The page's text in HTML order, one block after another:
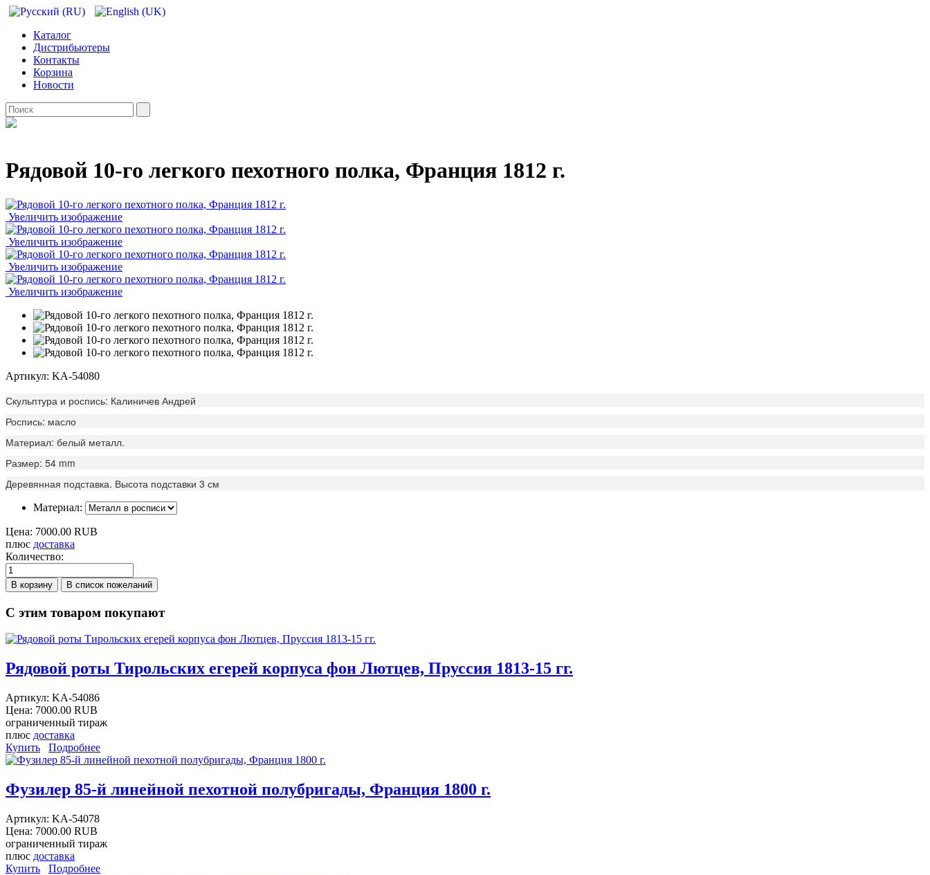
Каталог
Дистрибьютеры
Контакты
Корзина
Новости
Рядовой 10-го легкого пехотного полка, Франция 1812 г.
Увеличить изображение
Увеличить изображение
Увеличить изображение
Увеличить изображение
Артикул: KA-54080
Скульптура и роспись: Калиничев Андрей
Роспись: масло
Материал: белый металл.
Размер: 54 mm
Деревянная подставка. Высота подставки 3 см
Материал:
Цена: 7000.00 RUB
плюс доставка
Количество:
С этим товаром покупают
Рядовой роты Тирольских егерей корпуса фон Лютцев, Пруссия 1813-15 гг.
Артикул: KA-54086
Цена: 7000.00 RUB
ограниченный тираж
плюс доставка
Купить
Подробнее
Фузилер 85-й линейной пехотной полубригады, Франция 1800 г.
Артикул: KA-54078
Цена: 7000.00 RUB
ограниченный тираж
плюс доставка
Купить
Подробнее